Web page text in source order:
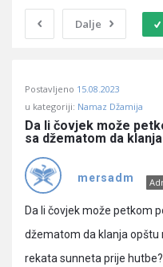
Dalje
Učene
Latest
Pitanja
Postavljeno 15.08.2023
u kategoriji: Namaz Džamija
Da li čovjek može
sa džematom da
mersadm
Da li čovjek može petkom
džematom da klanja opštu
rekata sunneta prije